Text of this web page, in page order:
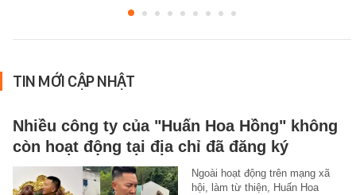
TIN MỚI CẬP NHẬT
Nhiều công ty của "Huấn Hoa Hồng" không
còn hoạt động tại địa chỉ đã đăng ký
Ngoài hoạt động trên mạng xã
hội, làm từ thiện, Huấn Hoa